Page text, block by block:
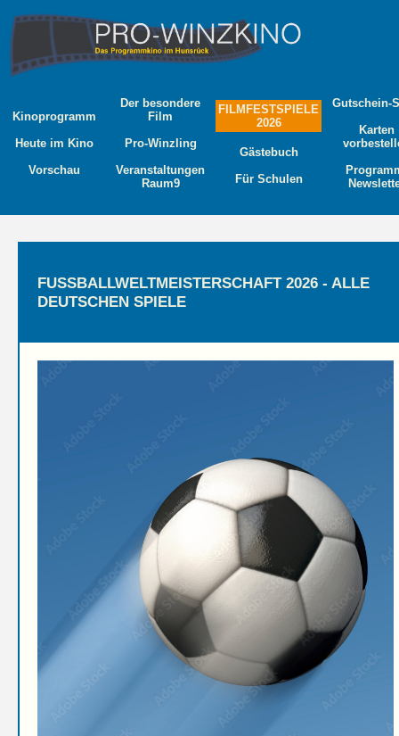
Kinoprogramm
Heute im Kino
Vorschau
Der besondere
Film
Pro-Winzling
Veranstaltungen
Raum9
FILMFESTSPIELE
2026
Gästebuch
Für Schulen
Gutschein-
Karten
FUSSBALLWELTMEISTERSCHAFT 2026 - ALLE
DEUTSCHEN SPIELE